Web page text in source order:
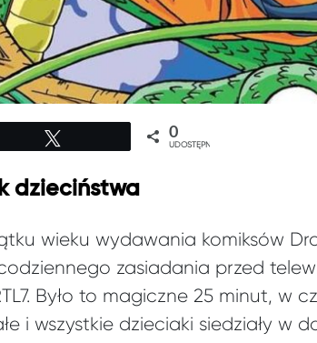
0
UDOSTĘPNIEŃ
dzieciństwa
wieku wydawania komiksów
zasiadania przed
Było to magiczne 25 minut, w
i wszystkie dzieciaki siedziały w